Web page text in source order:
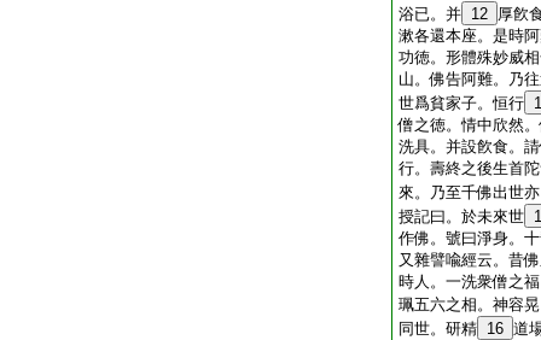
浴已。并 12 厚飮
漱各還本座。是時
功徳。形體殊妙威
山。佛告阿難。乃
世爲貧家子。恒行
僧之徳。情中欣然
洗具。并設飮食。
行。壽終之後生首
來。乃至千佛出世
授記曰。於未來世
作佛。號曰淨身。
又雜譬喩經云。昔
時人。一洗衆僧之
珮五六之相。神容
同世。研精 16 道